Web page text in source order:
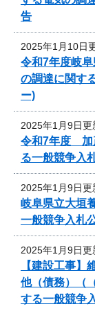
告
2025年1月10日
令和7年度岐
の調達に関す
ー)
2025年1月9日更
令和7年度 加
る一般競争入
2025年1月9日更
岐阜県立大垣
一般競争入札
2025年1月9日更
【建設工事
他（債務）（
する一般競争